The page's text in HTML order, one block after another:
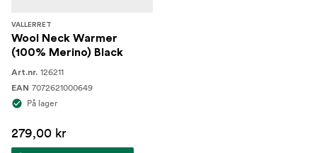
VALLERRET
Wool Neck Warmer
(100% Merino) Black
Art.nr. 126211
EAN 7072621000649
På lager
279,00 kr